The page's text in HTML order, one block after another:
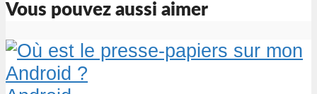
Vous pouvez aussi aimer